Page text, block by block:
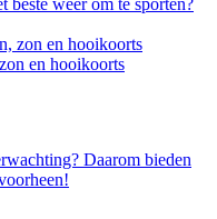
en hooikoorts
Daarom bieden